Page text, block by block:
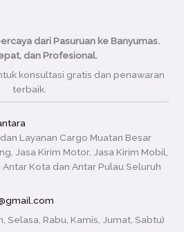
dari Pasuruan ke Banyumas.
dan Profesional.
konsultasi gratis dan penawaran
terbaik.
Layanan Cargo Muatan Besar
Jasa Kirim Motor, Jasa Kirim Mobil,
Antar Kota dan Antar Pulau Seluruh
Selasa, Rabu, Kamis, Jumat, Sabtu)